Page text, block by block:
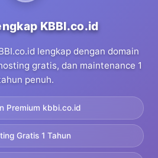
KBBI.co.id
lengkap dengan domain
gratis, dan maintenance 1
penuh.
Premium kbbi.co.id
Gratis 1 Tahun